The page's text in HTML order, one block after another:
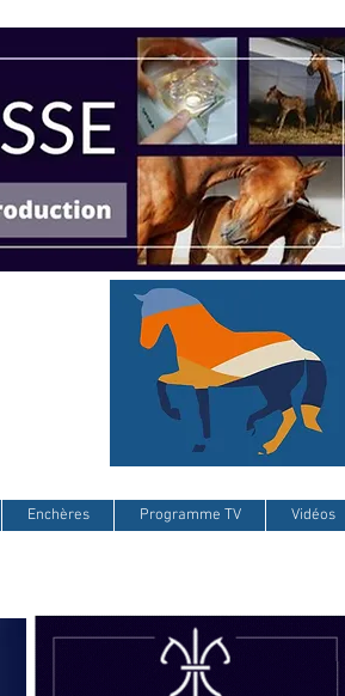
Enchères Programme TV Vidéos